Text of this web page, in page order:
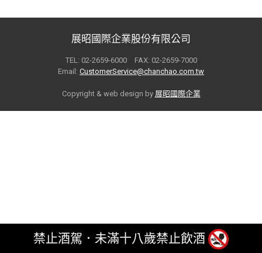
展昭國際企業股份有限公司
TEL: 02-2659-6000 FAX: 02-2659-7000
Email: CustomerService@chanchao.com.tw
Copyright & web design by 展昭國際企業
禁止酒駕．未滿十八歲禁止飲酒